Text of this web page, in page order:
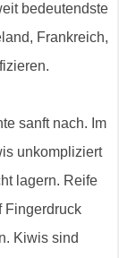
bedeutendste
Frankreich,
sanft nach. Im
unkompliziert
lagern. Reife
Fingerdruck
Kiwis sind